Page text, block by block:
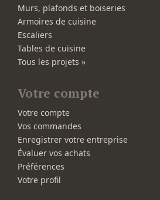
Murs, plafonds et boiseries
Armoires de cuisine
Escaliers
Tables de cuisine
Tous les projets »
Votre compte
Votre compte
Vos commandes
Enregistrer votre entreprise
Évaluer vos achats
Préférences
Votre profil